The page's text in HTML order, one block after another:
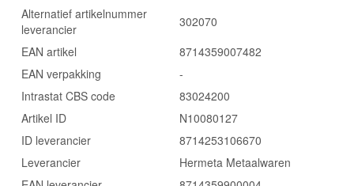
Alternatief artikelnummer
leverancier
302070
EAN artikel
8714359007482
EAN verpakking
-
Intrastat CBS code
83024200
Artikel ID
N10080127
ID leverancier
8714253106670
Leverancier
Hermeta Metaalwaren